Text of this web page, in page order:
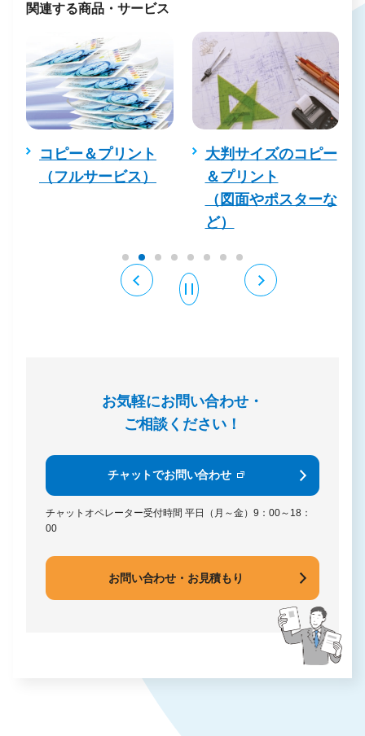
関連する商品・サービス
コピー＆プリント
（フルサービス）
大判サイズのコピー
＆プリント
（図面やポスターな
ど）
お気軽にお問い合わせ・
ご相談ください！
チャットでお問い合わせ
チャットオペレーター受付時間 平日（月～金）9：00～18：
00
お問い合わせ・お見積もり